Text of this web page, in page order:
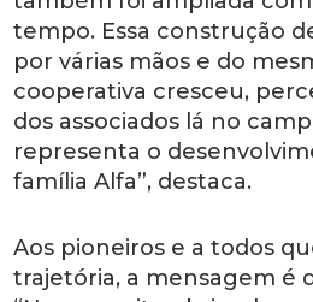
tempo. Essa construção
por várias mãos e do
cooperativa cresceu,
dos associados lá no
representa o
família Alfa”, destaca.
Aos pioneiros e a todos
trajetória, a mensagem é